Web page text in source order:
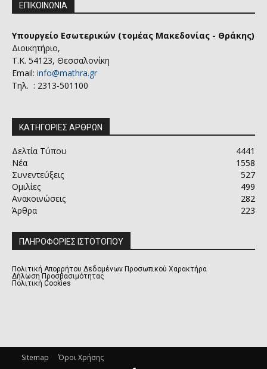
ΕΠΙΚΟΙΝΩΝΙΑ
Υπουργείο Εσωτερικών (τομέας Μακεδονίας - Θράκης)
Διοικητήριο,
Τ.Κ. 54123, Θεσσαλονίκη
Email: info@mathra.gr
Τηλ. : 2313-501100
ΚΑΤΗΓΟΡΙΕΣ ΑΡΘΡΩΝ
Δελτία Τύπου
4441
Νέα
1558
Συνεντεύξεις
527
Ομιλίες
499
Ανακοινώσεις
282
Άρθρα
223
ΠΛΗΡΟΦΟΡΙΕΣ ΙΣΤΟΤΟΠΟΥ
Πολιτική Απορρήτου Δεδομένων Προσωπικού Χαρακτήρα
Δήλωση Προσβασιμότητας
Πολιτική Cookies
Sitemap Όροι Χρήσης